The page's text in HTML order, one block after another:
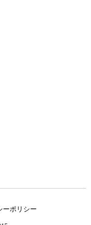
ーポリシー